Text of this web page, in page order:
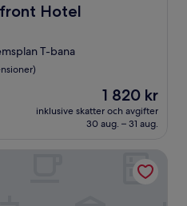
Hotel
Hotel
T-bana
Priset
är
1 820 kr
1 820 kr
inklusive skatter och avgifter
30 aug. – 31 aug.